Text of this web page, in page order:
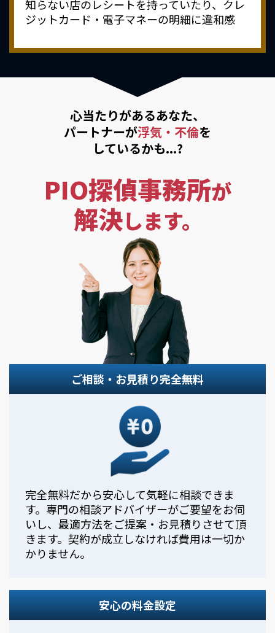
知らない店のレシートを持っていたり、クレ
ジットカード・電子マネーの明細に違和感
心当たりがあるあなた、
パートナーが浮気・不倫を
しているかも...?
PIO探偵事務所が
解決します。
ご相談・お見積り完全無料
完全無料だから安心して気軽に相談できま
す。専門の相談アドバイザーがご要望をお伺
いし、最適方法をご提案・お見積りさせて頂
きます。契約が成立しなければ費用は一切か
かりません。
安心の料金設定